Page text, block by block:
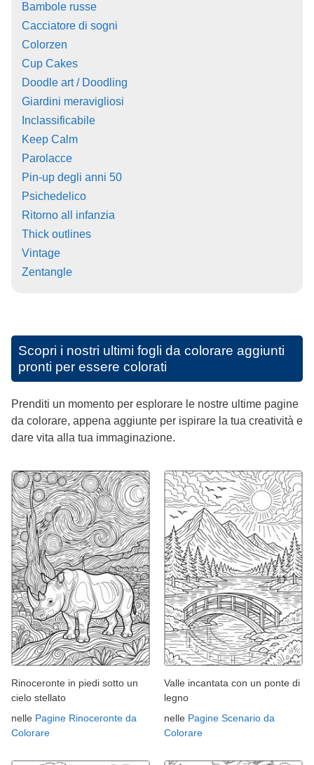
Bambole russe
Cacciatore di sogni
Colorzen
Cup Cakes
Doodle art / Doodling
Giardini meravigliosi
Inclassificabile
Keep Calm
Parolacce
Pin-up degli anni 50
Psichedelico
Ritorno all infanzia
Thick outlines
Vintage
Zentangle
Scopri i nostri ultimi fogli da colorare aggiunti
pronti per essere colorati
Prenditi un momento per esplorare le nostre ultime pagine
da colorare, appena aggiunte per ispirare la tua creatività e
dare vita alla tua immaginazione.
Rinoceronte in piedi sotto un
cielo stellato
nelle Pagine Rinoceronte da
Colorare
Valle incantata con un ponte di
legno
nelle Pagine Scenario da
Colorare